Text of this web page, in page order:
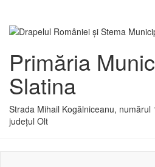
Primăria
Slatina
Strada Mihail Kogălniceanu, numărul
județul Olt